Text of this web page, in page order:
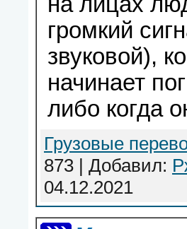
громкий
звуковой),
начинает
либо когда
Грузовые
873 | Добавил:
04.12.2021